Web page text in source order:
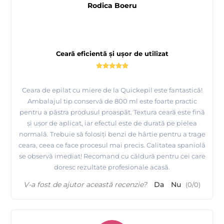
Ceară eficientă și ușor de utilizat
Ceara de epilat cu miere de la Quickepil este fantastică!
Ambalajul tip conservă de 800 ml este foarte practic
pentru a păstra produsul proaspăt. Textura ceară este fină
și ușor de aplicat, iar efectul este de durată pe pielea
normală. Trebuie să folosiți benzi de hârtie pentru a trage
ceara, ceea ce face procesul mai precis. Calitatea spaniolă
se observă imediat! Recomand cu căldură pentru cei care
doresc rezultate profesionale acasă.
Rodica Boeru
V-a fost de ajutor această recenzie? Da Nu (0/0)